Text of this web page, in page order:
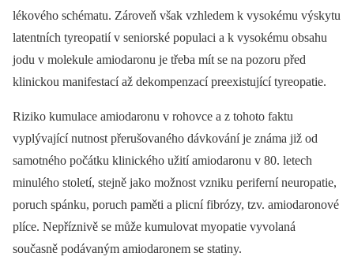
lékového schématu. Zároveň však vzhledem k vysokému výskytu
latentních tyreopatií v seniorské populaci a k vysokému obsahu
jodu v molekule amiodaronu je třeba mít se na pozoru před
klinickou manifestací až dekompenzací preexistující tyreopatie.
Riziko kumulace amiodaronu v rohovce a z tohoto faktu
vyplývající nutnost přerušovaného dávkování je známa již od
samotného počátku klinického užití amiodaronu v 80. letech
minulého století, stejně jako možnost vzniku periferní neuropatie,
poruch spánku, poruch paměti a plicní fibrózy, tzv. amiodaronové
plíce. Nepříznivě se může kumulovat myopatie vyvolaná
současně podávaným amiodaronem se statiny.